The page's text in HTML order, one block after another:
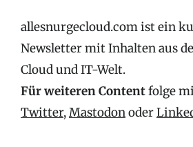
allesnurgecloud.com ist ein
Newsletter mit Inhalten aus
Cloud und IT-Welt.
Für weiteren Contentfolge
Twitter,Mastodonoder